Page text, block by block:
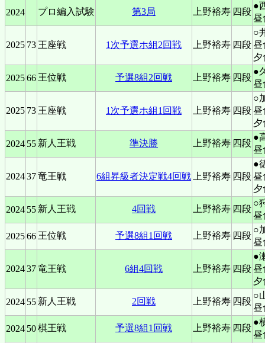
2024 プロ編入試験 第3局 上野裕寿 四段
●
昼
2025 73 王座戦 1次予選ホ組2回戦 上野裕寿 四段
○
昼
夕
202566 王位戦 予選8組2回戦 上野裕寿 四段
●
昼
2025 73 王座戦 1次予選ホ組1回戦 上野裕寿 四段
○
昼
夕
2024 55 新人王戦 準決勝 上野裕寿 四段
●
昼
202437竜王戦 6組昇級者決定戦4回戦 上野裕寿 四段
●
昼
夕
2024 55 新人王戦 4回戦 上野裕寿 四段
○
昼
202566 王位戦 予選8組1回戦 上野裕寿 四段
○
昼
202437竜王戦 6組4回戦 上野裕寿 四段
●
昼
夕
2024 55 新人王戦 2回戦 上野裕寿 四段
○
昼
2024 50棋王戦 予選8組1回戦 上野裕寿 四段
●
昼